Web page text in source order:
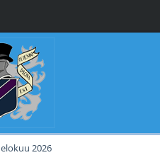
elokuu 2026